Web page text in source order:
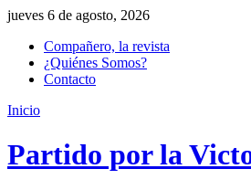
jueves 6 de agosto, 2026
Compañero, la revista
¿Quiénes Somos?
Contacto
Inicio
Partido por la